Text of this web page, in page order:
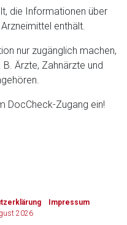
die Informationen über
enthält.
nur zugänglich machen,
Ärzte, Zahnärzte und
DocCheck-Zugang ein!
Impressum
2026